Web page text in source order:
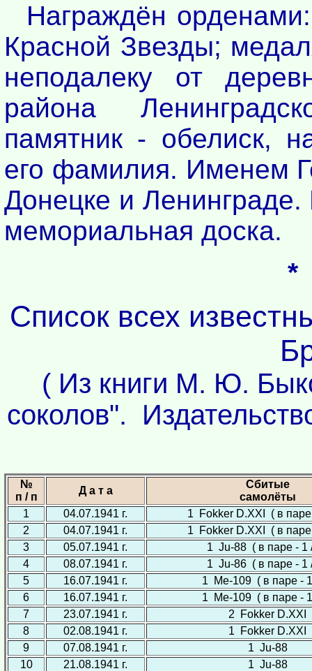
Награждён
Красной Звезды;
неподалеку от
района
памятник - обелиск,
его фамилия. Именем
Донецке и
мемориальная доска.
Список всех
( Из книги М. Ю.
соколов".
№
п / п
Д а т а
Сбитые
самолёты
1
04.07.1941 г.
1 Fokker D.XXI ( в паре
2
04.07.1941 г.
1 Fokker D.XXI ( в паре
3
05.07.1941 г.
1 Ju-88 ( в паре - 1
4
08.07.1941 г.
1 Ju-86 ( в паре - 1
5
16.07.1941 г.
1 Ме-109 ( в паре -
6
16.07.1941 г.
1 Ме-109 ( в паре -
7
23.07.1941 г.
2 Fokker D.XXI
8
02.08.1941 г.
1 Fokker D.XXI
9
07.08.1941 г.
1 Ju-88
10
21.08.1941 г. 1 Ju-88